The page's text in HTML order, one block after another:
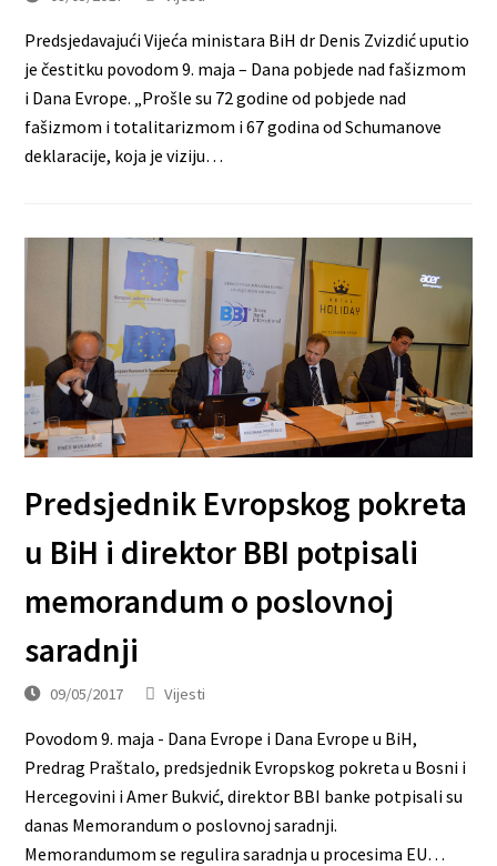
Predsjedavajući Vijeća ministara BiH dr Denis Zvizdić uputio
je čestitku povodom 9. maja – Dana pobjede nad fašizmom
i Dana Evrope. „Prošle su 72 godine od pobjede nad
fašizmom i totalitarizmom i 67 godina od Schumanove
deklaracije, koja je viziju…
Predsjednik Evropskog pokreta
u BiH i direktor BBI potpisali
memorandum o poslovnoj
saradnji
09/05/2017 Vijesti
Povodom 9. maja - Dana Evrope i Dana Evrope u BiH,
Predrag Praštalo, predsjednik Evropskog pokreta u Bosni i
Hercegovini i Amer Bukvić, direktor BBI banke potpisali su
danas Memorandum o poslovnoj saradnji.
Memorandumom se regulira saradnja u procesima EU…